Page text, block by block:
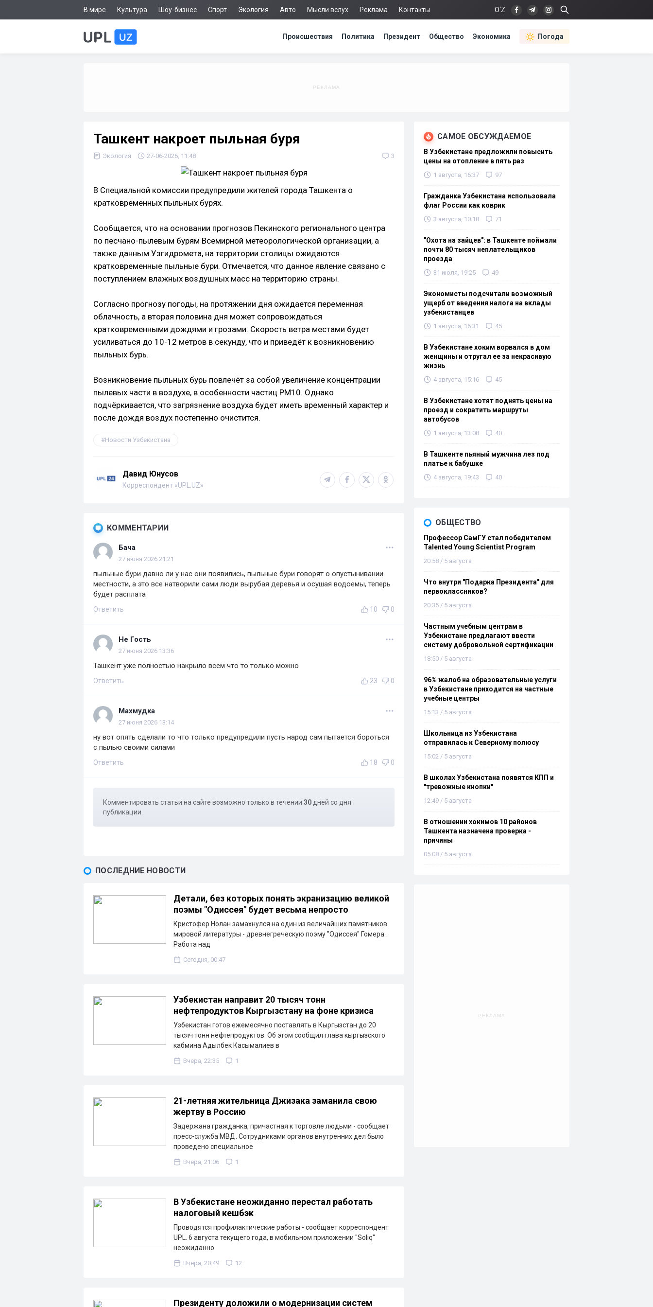
В мире Культура Шоу-бизнес Спорт Экология Авто Мысли вслух Реклама Контакты O‘Z
Происшествия Политика Президент Общество Экономика Погода
Ташкент накроет пыльная буря
Экология 27-06-2026, 11:48 3
В Специальной комиссии предупредили жителей города Ташкента о
кратковременных пыльных бурях.
Сообщается, что на основании прогнозов Пекинского регионального центра
по песчано-пылевым бурям Всемирной метеорологической организации, а
также данным Узгидромета, на территории столицы ожидаются
кратковременные пыльные бури. Отмечается, что данное явление связано с
поступлением влажных воздушных масс на территорию страны.
Согласно прогнозу погоды, на протяжении дня ожидается переменная
облачность, а вторая половина дня может сопровождаться
кратковременными дождями и грозами. Скорость ветра местами будет
усиливаться до 10-12 метров в секунду, что и приведёт к возникновению
пыльных бурь.
Возникновение пыльных бурь повлечёт за собой увеличение концентрации
пылевых части в воздухе, в особенности частиц РМ10. Однако
подчёркивается, что загрязнение воздуха будет иметь временный характер и
после дождя воздух постепенно очистится.
Новости Узбекистана
Давид Юнусов
Корреспондент «UPL.UZ»
КОММЕНТАРИИ
Бача
27 июня 2026 21:21
пыльные бури давно ли у нас они появились, пыльные бури говорят о опустынивании
местности, а это все натворили сами люди вырубая деревья и осушая водоемы, теперь
будет расплата
Ответить 10 0
Не Гость
27 июня 2026 13:36
Ташкент уже полностью накрыло всем что то только можно
Ответить 23 0
Махмудка
27 июня 2026 13:14
ну вот опять сделали то что только предупредили пусть народ сам пытается бороться
с пылью своими силами
Ответить 18 0
Комментировать статьи на сайте возможно только в течении 30 дней со дня
публикации.
ПОСЛЕДНИЕ НОВОСТИ
Детали, без которых понять экранизацию великой
поэмы "Одиссея" будет весьма непросто
Кристофер Нолан замахнулся на один из величайших памятников
мировой литературы - древнегреческую поэму "Одиссея" Гомера.
Работа над
Сегодня, 00:47
Узбекистан направит 20 тысяч тонн
нефтепродуктов Кыргызстану на фоне кризиса
Узбекистан готов ежемесячно поставлять в Кыргызстан до 20
тысяч тонн нефтепродуктов. Об этом сообщил глава кыргызского
кабмина Адылбек Касымалиев в
Вчера, 22:35 1
21-летняя жительница Джизака заманила свою
жертву в Россию
Задержана гражданка, причастная к торговле людьми - сообщает
пресс-служба МВД. Сотрудниками органов внутренних дел было
проведено специальное
Вчера, 21:06 1
В Узбекистане неожиданно перестал работать
налоговый кешбэк
Проводятся профилактические работы - сообщает корреспондент
UPL. 6 августа текущего года, в мобильном приложении "Soliq"
неожиданно
Вчера, 20:49 12
Президенту доложили о модернизации систем
САМОЕ ОБСУЖДАЕМОЕ
В Узбекистане предложили повысить
цены на отопление в пять раз
1 августа, 16:37 97
Гражданка Узбекистана использовала
флаг России как коврик
3 августа, 10:18 71
"Охота на зайцев": в Ташкенте поймали
почти 80 тысяч неплательщиков
проезда
31 июля, 19:25 49
Экономисты подсчитали возможный
ущерб от введения налога на вклады
узбекистанцев
1 августа, 16:31 45
В Узбекистане хоким ворвался в дом
женщины и отругал ее за некрасивую
жизнь
4 августа, 15:16 45
В Узбекистане хотят поднять цены на
проезд и сократить маршруты
автобусов
1 августа, 13:08 40
В Ташкенте пьяный мужчина лез под
платье к бабушке
4 августа, 19:43 40
ОБЩЕСТВО
Профессор СамГУ стал победителем
Talented Young Scientist Program
20:58 / 5 августа
Что внутри "Подарка Президента" для
первоклассников?
20:35 / 5 августа
Частным учебным центрам в
Узбекистане предлагают ввести
систему добровольной сертификации
18:50 / 5 августа
96% жалоб на образовательные услуги
в Узбекистане приходится на частные
учебные центры
15:13 / 5 августа
Школьница из Узбекистана
отправилась к Северному полюсу
15:02 / 5 августа
В школах Узбекистана появятся КПП и
"тревожные кнопки"
12:49 / 5 августа
В отношении хокимов 10 районов
Ташкента назначена проверка -
причины
05:08 / 5 августа